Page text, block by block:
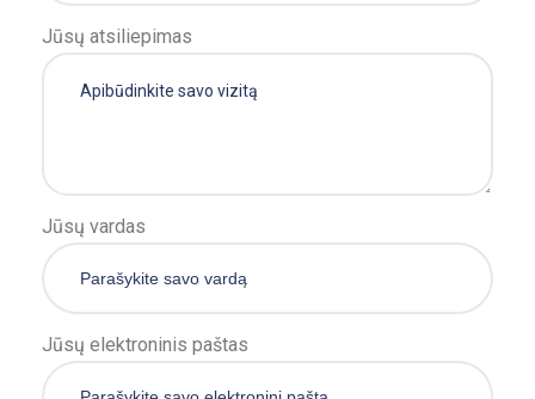
Jūsų atsiliepimas
Jūsų vardas
Jūsų elektroninis paštas